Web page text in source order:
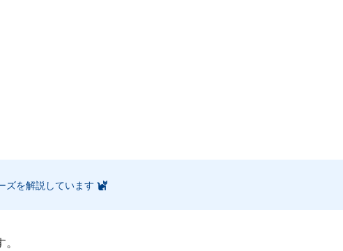
ズを解説しています